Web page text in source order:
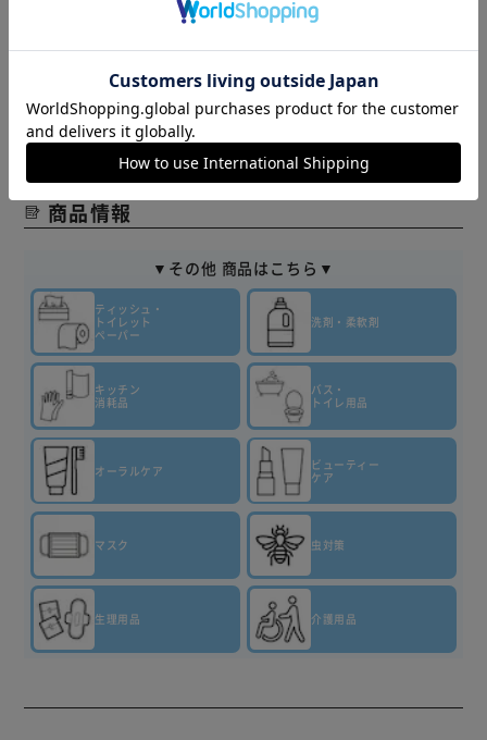
※当商品はお取り寄せ品の為、在庫の確認及び商品のお届け
ル又は注文内容の変更をお願いいたしております。
予めご了承くださいますようお願いいたします。■こちらの
商品はアイリスプラザがセレクトしたオススメ商品です。
商品情報
▼その他 商品はこちら▼
ティッシュ・
トイレット
ペーパー
洗剤・柔軟剤
キッチン
消耗品
バス・
トイレ用品
オーラルケア
ビューティー
ケア
マスク 虫対策
生理用品 介護用品